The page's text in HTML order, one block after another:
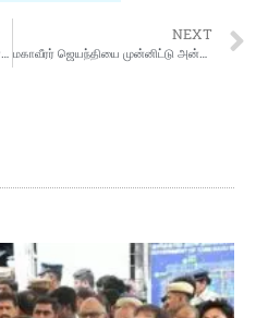
ட்விட்டரின் லோகோவை நாய் படமாக மாற்றிய எலான் மஸ்க்
NEXT
மகாவீரர் ஜெயந்தியை முன்னிட்டு அன்னதானம், நீர்மோர், பழங்கள் வழங்கல்